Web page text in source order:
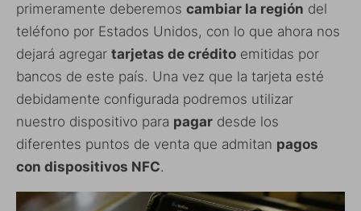
primeramente deberemos cambiar la región del
teléfono por Estados Unidos, con lo que ahora nos
dejará agregar tarjetas de crédito emitidas por
bancos de este país. Una vez que la tarjeta esté
debidamente configurada podremos utilizar
nuestro dispositivo para pagar desde los
diferentes puntos de venta que admitan pagos
con dispositivos NFC.